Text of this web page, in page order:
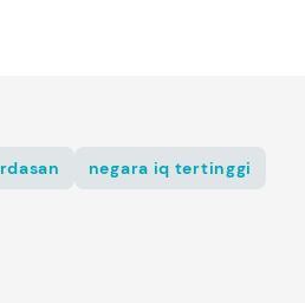
negara iq tertinggi